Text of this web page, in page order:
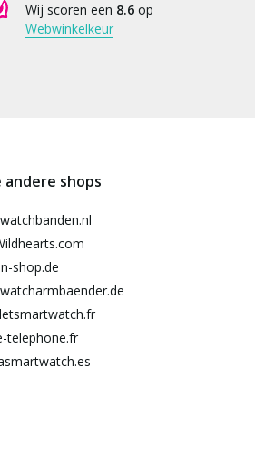
Wij scoren een 8.6 op
Webwinkelkeur
andere shops
shop.de
telephone.fr